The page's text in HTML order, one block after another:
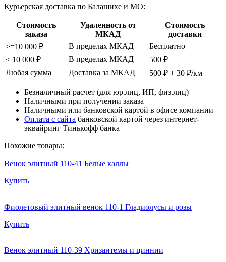
Курьерская доставка по Балашихе и МО:
Стоимость
заказа
Удаленность от
МКАД
Стоимость
доставки
>=10 000 ₽
В пределах МКАД
Бесплатно
< 10 000 ₽
В пределах МКАД
500 ₽
Любая сумма
Доставка за МКАД 500 ₽ + 30 ₽/км
Безналичный расчет (для юр.лиц, ИП, физ.лиц)
Наличными при получении заказа
Наличными или банковской картой в офисе компании
Оплата с сайта банковской картой через интернет-
эквайринг Тинькофф банка
Похожие товары:
Венок элитный 110-41 Белые каллы
Купить
Фиолетовый элитный венок 110-1 Гладиолусы и розы
Купить
Венок элитный 110-39 Хризантемы и циннии